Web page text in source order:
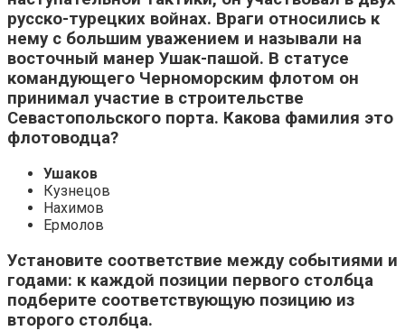
русско-турецких войнах. Враги относились к
нему с большим уважением и называли на
восточный манер Ушак-пашой. В статусе
командующего Черноморским флотом он
принимал участие в строительстве
Севастопольского порта. Какова фамилия это
флотоводца?
Ушаков
Кузнецов
Нахимов
Ермолов
Установите соответствие между событиями и
годами: к каждой позиции первого столбца
подберите соответствующую позицию из
второго столбца.